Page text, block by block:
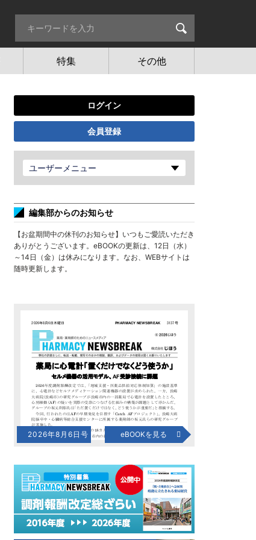
特集 その他
ログイン
会員登録
ユーザーメニュー
編集部からのお知らせ
【お盆期間中の休刊のお知らせ】いつもご愛読いただき
ありがとうございます。eBOOKの更新は、12日（水）
～14日（金）は休みになります。なお、WEBサイトは
随時更新します。
2026年8月6日号 eBOOKを見る